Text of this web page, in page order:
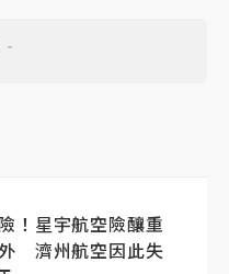
！星宇航空險釀重
濟州航空因此失